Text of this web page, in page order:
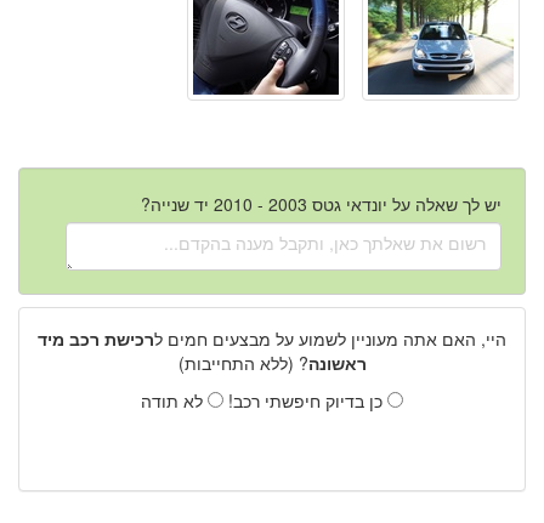
יש לך שאלה על יונדאי גטס 2003 - 2010 יד שנייה?
היי, האם אתה מעוניין לשמוע על מבצעים חמים לרכישת רכב מיד
ראשונה? (ללא התחייבות)
כן בדיוק חיפשתי רכב!
לא תודה